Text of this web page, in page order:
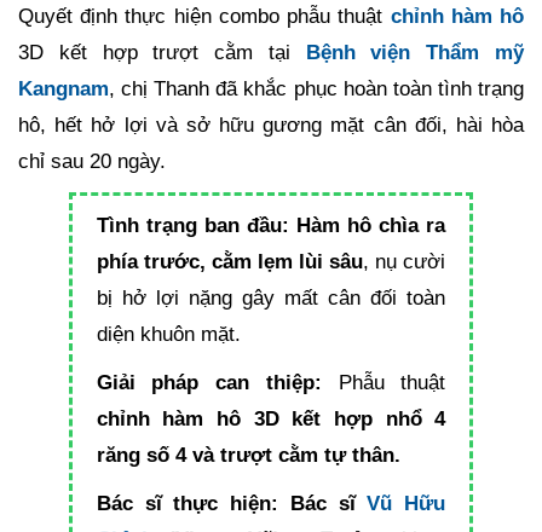
Quyết định thực hiện combo phẫu thuật chỉnh hàm hô
3D kết hợp trượt cằm tại Bệnh viện Thẩm mỹ
Kangnam, chị Thanh đã khắc phục hoàn toàn tình trạng
hô, hết hở lợi và sở hữu gương mặt cân đối, hài hòa
chỉ sau 20 ngày.
Tình trạng ban đầu: Hàm hô chìa ra
phía trước, cằm lẹm lùi sâu, nụ cười
bị hở lợi nặng gây mất cân đối toàn
diện khuôn mặt.
Giải pháp can thiệp: Phẫu thuật
chỉnh hàm hô 3D kết hợp nhổ 4
răng số 4 và trượt cằm tự thân.
Bác sĩ thực hiện: Bác sĩVũ Hữu